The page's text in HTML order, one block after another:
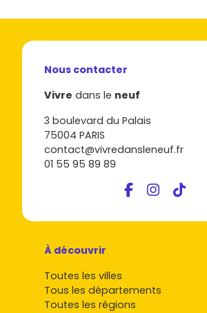
Nous contacter
Vivre dans le neuf
3 boulevard du Palais
75004 PARIS
contact@vivredansleneuf.fr
01 55 95 89 89
À découvrir
Toutes les villes
Tous les départements
Toutes les régions